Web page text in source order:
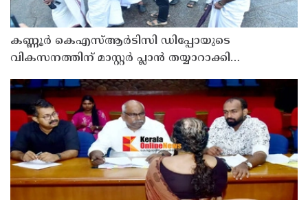
കണ്ണൂർ കെഎസ്ആർടിസി ഡിപ്പോയുടെ
വികസനത്തിന് മാസ്റ്റർ പ്ലാൻ തയ്യാറാക്കി
സമർപ്പിക്കും : ടി ഒ മോഹനൻ എം എൽ എ